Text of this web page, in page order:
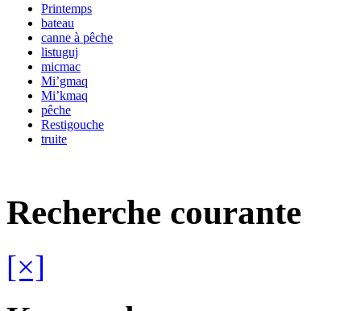
Printemps
bateau
canne à pêche
listuguj
micmac
Mi’gmaq
Mi’kmaq
pêche
Restigouche
truite
Recherche courante
[×]